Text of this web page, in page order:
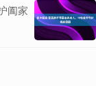
阖家